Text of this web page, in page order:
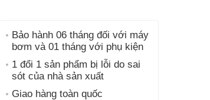
Bảo hành 06 tháng đối với máy
bơm và 01 tháng với phụ kiện
1 đổi 1 sản phẩm bị lỗi do sai
sót của nhà sản xuất
Giao hàng toàn quốc